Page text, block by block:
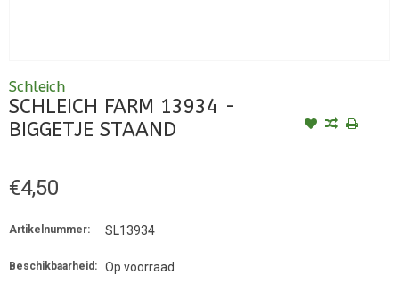
Schleich
SCHLEICH FARM 13934 -
BIGGETJE STAAND
€4,50
Artikelnummer: SL13934
Beschikbaarheid: Op voorraad